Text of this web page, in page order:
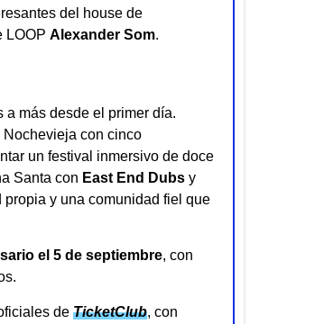
del house de
LOOP Alexander Som.
a más desde el primer día.
Nochevieja con cinco
un festival inmersivo de doce
Santa con East End Dubs y
y una comunidad fiel que
el 5 de septiembre, con
de TicketClub, con